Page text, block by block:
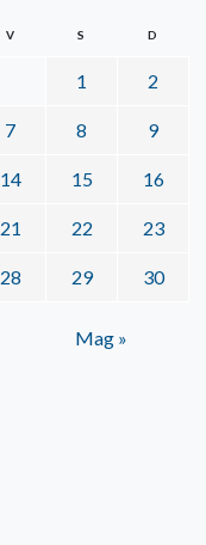
V S D
1 2
7 8 9
14 15 16
21 22 23
28 29 30
Mag »